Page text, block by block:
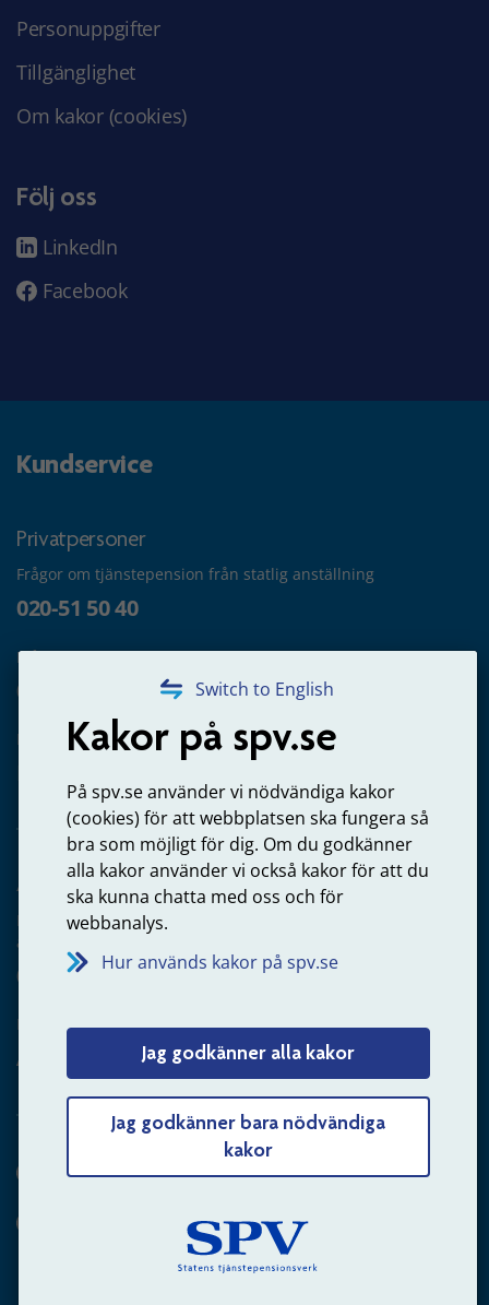
Switch to English
Kakor på spv.se
På spv.se använder vi nödvändiga kakor
(cookies) för att webbplatsen ska fungera så
bra som möjligt för dig. Om du godkänner
alla kakor använder vi också kakor för att du
ska kunna chatta med oss och för
webbanalys.
Hur används kakor på spv.se
Jag godkänner alla kakor
Jag godkänner bara nödvändiga
kakor
Personuppgifter
Tillgänglighet
Om kakor (cookies)
Följ oss
LinkedIn
Facebook
Kundservice
Privatpersoner
Frågor om tjänstepension från statlig anställning
020-51 50 40
Frågor om utbetalning
020-65 00 65
Kontakta oss
Arbetsgivare
Frågor om administration av tjänstepension från statlig
anställning
060-18 75 03
Kontakta oss
Arbetsgivare – skicka mejl till oss
Hitta svaret på din fråga
Andra sätt att kontakta oss